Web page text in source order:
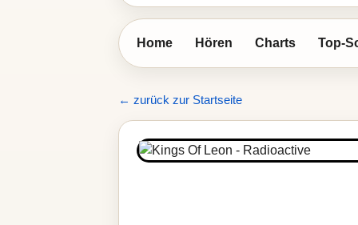
Home Hören Charts Top-
← zurück zur Startseite